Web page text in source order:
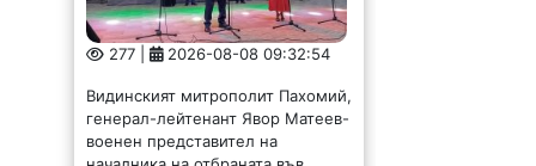
277 | 2026-08-08 09:32:54
генерал-лейтенант Явор Матеев-
военен представител на
началника на отбраната във